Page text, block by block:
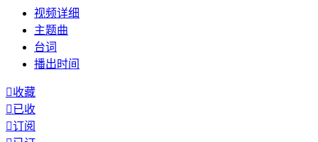
视频详细
主题曲
台词
播出时间
收藏
已收
订阅